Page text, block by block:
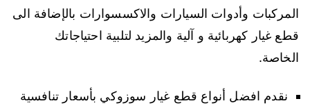
المركبات وأدوات السيارات والاكسسوارات بالإضافة الى
قطع غيار كهربائية و آلية والمزيد لتلبية احتياجاتك
الخاصة.
نقدم افضل أنواع قطع غيار سوزوكي بأسعار تنافسية